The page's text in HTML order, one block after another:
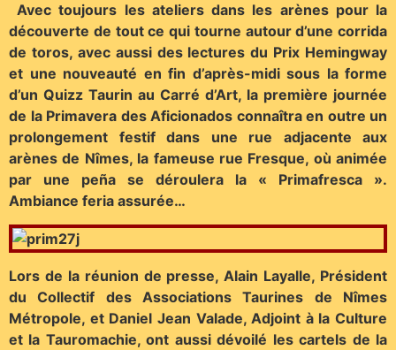
Avec toujours les ateliers dans les arènes pour la
découverte de tout ce qui tourne autour d’une corrida
de toros, avec aussi des lectures du Prix Hemingway
et une nouveauté en fin d’après-midi sous la forme
d’un Quizz Taurin au Carré d’Art, la première journée
de la Primavera des Aficionados connaîtra en outre un
prolongement festif dans une rue adjacente aux
arènes de Nîmes, la fameuse rue Fresque, où animée
par une peña se déroulera la « Primafresca ».
Ambiance feria assurée…
Lors de la réunion de presse, Alain Layalle, Président
du Collectif des Associations Taurines de Nîmes
Métropole, et Daniel Jean Valade, Adjoint à la Culture
et la Tauromachie, ont aussi dévoilé les cartels de la